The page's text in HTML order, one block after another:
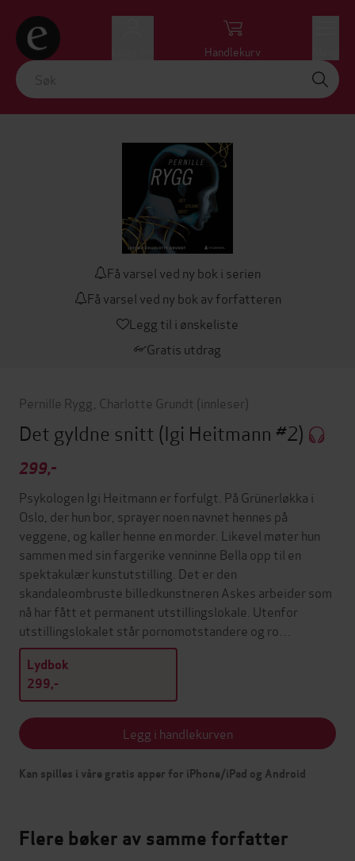
Handlekurv
Få varsel ved ny bok i serien
Få varsel ved ny bok av forfatteren
Legg til i ønskeliste
Gratis utdrag
Pernille Rygg Charlotte Grundt (innleser)
Det gyldne snitt (Igi Heitmann #2)
299,-
Psykologen Igi Heitmann er forfulgt. På Grünerløkka i
Oslo, der hun bor, sprayer noen navnet hennes på
veggene, og kaller henne en morder. Likevel møter hun
sammen med sin fargerike venninne Bella opp til en
spektakulær kunstutstilling. Det er den
skandaleombruste billedkunstneren Askes arbeider som
nå har fått et permanent utstillingslokale. Utenfor
utstillingslokalet står pornomotstandere og ro…
Lydbok
299,-
Legg i handlekurven
Kan spilles i våre gratis apper for iPhone/iPad og Android
Flere bøker av samme forfatter